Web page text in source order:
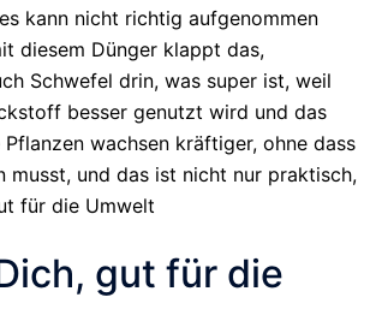
kann nicht richtig aufgenommen
diesem Dünger klappt das,
Schwefel drin, was super ist, weil
besser genutzt wird und das
wachsen kräftiger, ohne dass
musst, und das ist nicht nur praktisch,
für die Umwelt
gut für die